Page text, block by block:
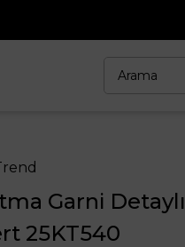
7500₺ ve
Garni
25KT540